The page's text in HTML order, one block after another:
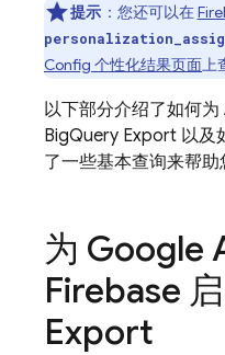
提示 ：您还可以在
Config 个性化结果页面上
以下部分介绍了如何为
BigQuery Export 以及
了一些基本查询来帮助
为 Google
Firebase
Export